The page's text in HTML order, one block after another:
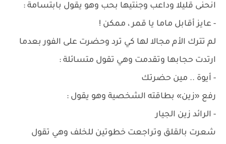
انحنى قليلا وداعب وجنتيها بحب وهو يقول بابتسامة :
- عايز أقابل ماما يا قمر ، ممكن !
لم تترك الأم مجالا لها كي ترد وحضرت على الفور بعدما
ارتدت حجابها وتقدمت وهي تقول متسائلة :
- أيوة .. مين حضرتك
رفع «زين» بطاقته الشخصية وهو يقول :
- الرائد زين الجيار
شعرت بالقلق وتراجعت خطوتين للخلف وهي تقول